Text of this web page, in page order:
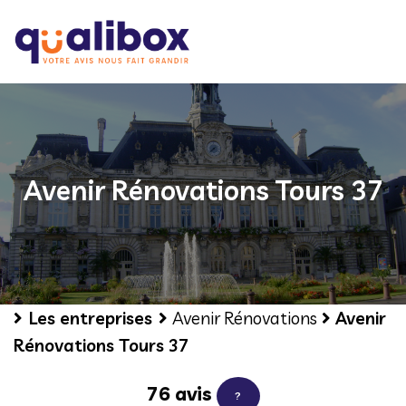
Avenir Rénovations Tours 37
Les entreprises Avenir Rénovations
Avenir
Rénovations Tours 37
76 avis ?